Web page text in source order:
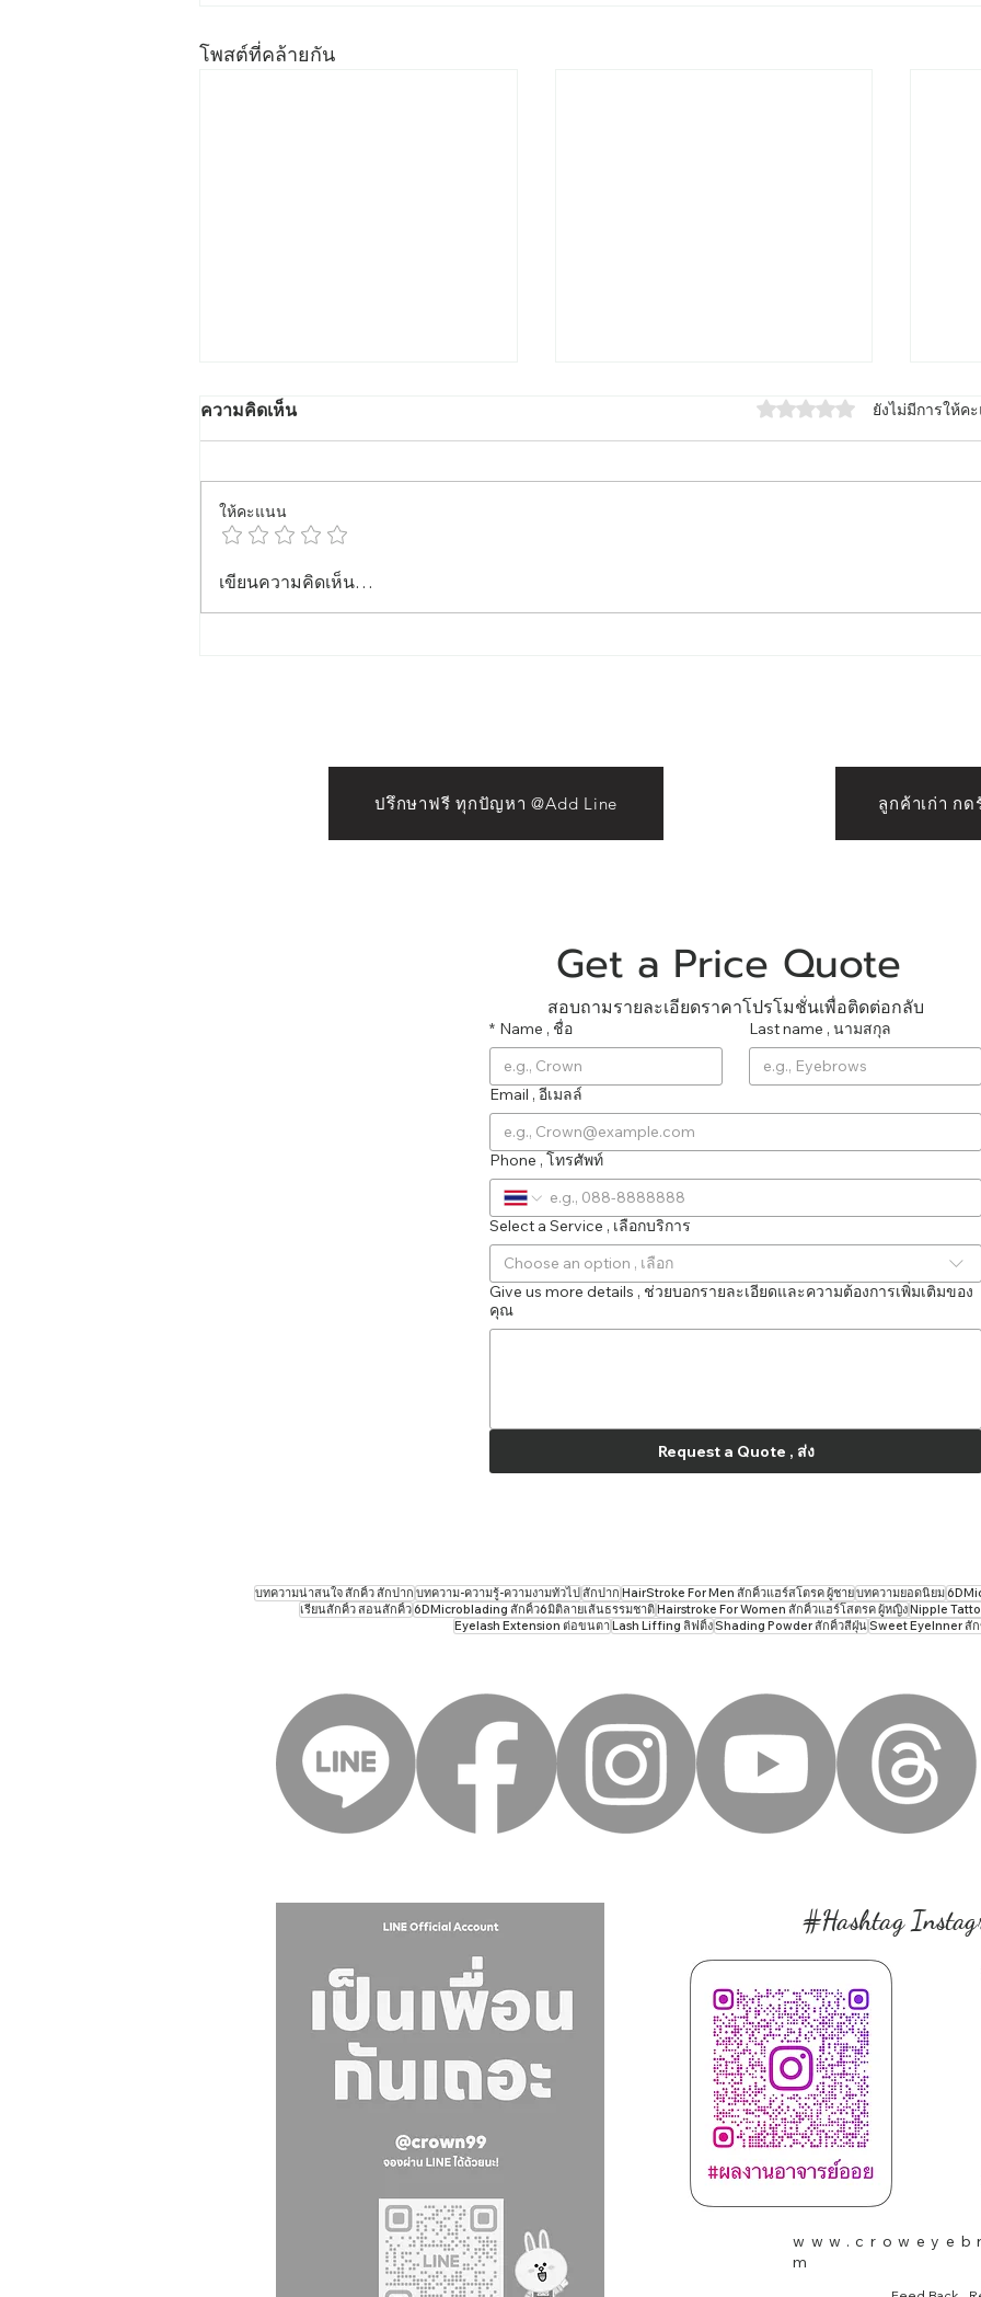
โพสต์ที่คล้ายกัน
สักคิ้วที่ไหนดี ปี 2569 – แนะนำ
ร้าน Crown Eyebrows &
ความงามให้คิ้ว แก้ไขคิ้ว ลบคิ้ว
ความคิดเห็น ได้รับ 0 เต็ม 5 ดาว ยังไม่มีการให้ค
ให้คะแนน
เขียนความคิดเห็น…
ปรึกษาฟรี ทุกปัญหา @Add Line ลูกค้าเก่า ก
สอบถามรายละเอียดราคาโปรโมชั่นเพื่อติดต่อกลับ
* Name , ชื่อ Last name , นามสกุล
Email , อีเมลล์
Phone , โทรศัพท์
Select a Service , เลือกบริการ
Choose an option , เลือก
Give us more details , ช่วยบอกรายละเอียดและความต้องการเพิ่มเติมของ
คุณ
Request a Quote , ส่ง
บทความน่าสนใจ สักคิ้ว สักปาก บทความ-ความรู้-ความงามทั่วไป สักปาก HairStroke For Men สักคิ้วแฮร์สโตรค ผู้ชายบทความยอดนิยม
เรียนสักคิ้ว สอนสักคิ้ว6DMicroblading สักคิ้ว6มิติลายเส้นธรรมชาติHairstroke For Women สักคิ้วแฮร์โสตรค ผู้หญิงNipple
Eyelash Extension ต่อขนตาLash Liffing ลิฟติ้งShading Powder สักคิ้วสีฝุ่นSweet EyeInner สั
#Hashtag
m